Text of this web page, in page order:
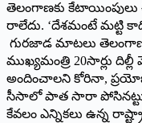
తెలంగాణకు కేటాయింపులు
రాలేదు. ‘దేశమంటే మట్టి
గురజాడ మాటలు తెలంగాణ
ముఖ్యమంత్రి 20సార్లు దిల్లీ
అందించాలని కోరినా,
సీసాలో పాత సారా
కేవలం ఎన్నికలు ఉన్న